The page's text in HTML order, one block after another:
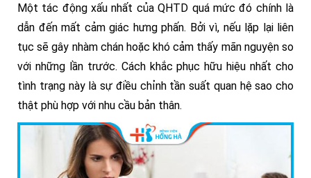
Một tác động xấu nhất của QHTD quá mức đó chính là
dẫn đến mất cảm giác hưng phấn. Bởi vì, nếu lặp lại liên
tục sẽ gây nhàm chán hoặc khó cảm thấy mãn nguyện so
với những lần trước. Cách khắc phục hữu hiệu nhất cho
tình trạng này là sự điều chỉnh tần suất quan hệ sao cho
thật phù hợp với nhu cầu bản thân.